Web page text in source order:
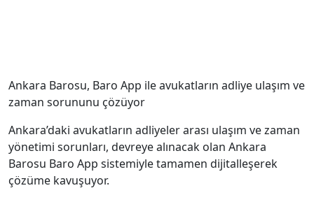
Ankara Barosu, Baro App ile avukatların adliye ulaşım ve
zaman sorununu çözüyor
Ankara’daki avukatların adliyeler arası ulaşım ve zaman
yönetimi sorunları, devreye alınacak olan Ankara
Barosu Baro App sistemiyle tamamen dijitalleşerek
çözüme kavuşuyor.